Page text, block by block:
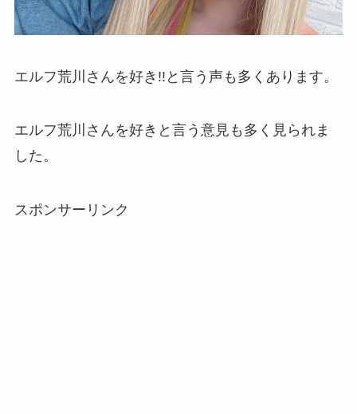
エルフ荒川さんを好き!!と言う声も多くあります。
エルフ荒川さんを好きと言う意見も多く見られま
した。
スポンサーリンク